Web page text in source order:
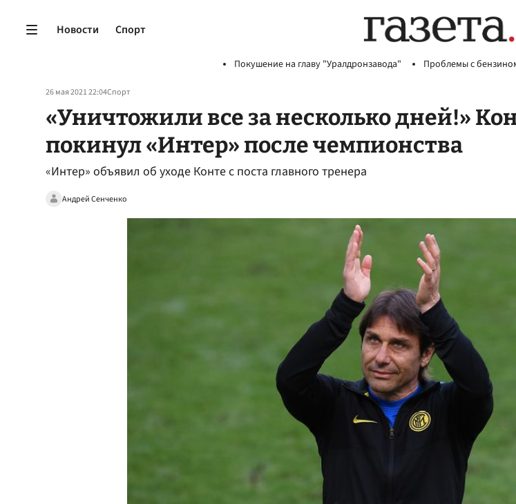
Новости Спорт
Покушение на главу "Уралдронзавода" Проблемы с
26 мая 2021 22:04Спорт
«Уничтожили все за несколько дней!»
покинул «Интер» после чемпионства
«Интер» объявил об уходе Конте с поста главного тренера
Андрей Сенченко